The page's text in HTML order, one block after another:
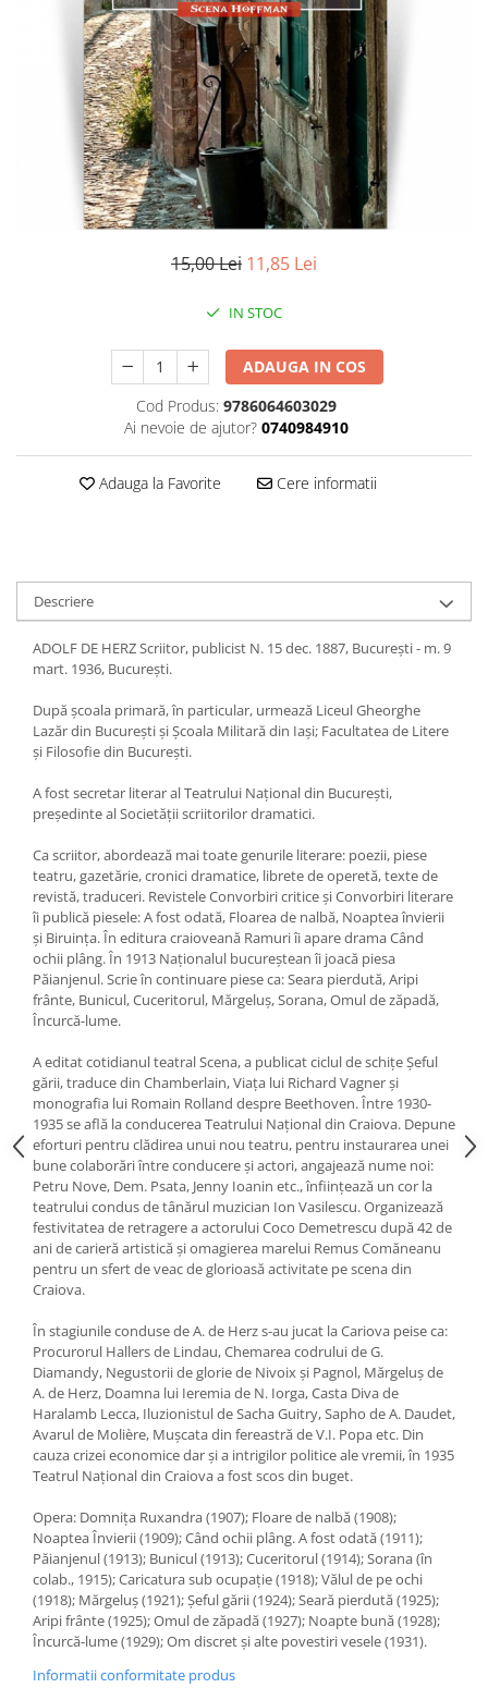
Literatura
Contemporana
Universala
Universala
Non-fictiune
Publicistica / Reportaje / Interviuri
Sociologie si filozofie
15,00 Lei 11,85 Lei
IN STOC
ADAUGA IN COS
Cod Produs: 9786064603029
Ai nevoie de ajutor? 0740984910
Adauga la Favorite Cere informatii
Descriere
ADOLF DE HERZ Scriitor, publicist N. 15 dec. 1887, Bucureşti - m. 9
mart. 1936, Bucureşti.
După şcoala primară, în particular, urmează Liceul Gheorghe
Lazăr din Bucureşti şi Şcoala Militară din Iaşi; Facultatea de Litere
şi Filosofie din Bucureşti.
A fost secretar literar al Teatrului Naţional din Bucureşti,
preşedinte al Societăţii scriitorilor dramatici.
Ca scriitor, abordează mai toate genurile literare: poezii, piese
teatru, gazetărie, cronici dramatice, librete de operetă, texte de
revistă, traduceri. Revistele Convorbiri critice şi Convorbiri literare
îi publică piesele: A fost odată, Floarea de nalbă, Noaptea învierii
şi Biruinţa. În editura craioveană Ramuri îi apare drama Când
ochii plâng. În 1913 Naţionalul bucureştean îi joacă piesa
Păianjenul. Scrie în continuare piese ca: Seara pierdută, Aripi
frânte, Bunicul, Cuceritorul, Mărgeluş, Sorana, Omul de zăpadă,
Încurcă-lume.
A editat cotidianul teatral Scena, a publicat ciclul de schiţe Şeful
gării, traduce din Chamberlain, Viaţa lui Richard Vagner şi
monografia lui Romain Rolland despre Beethoven. Între 1930-
1935 se află la conducerea Teatrului Naţional din Craiova. Depune
eforturi pentru clădirea unui nou teatru, pentru instaurarea unei
bune colaborări între conducere şi actori, angajează nume noi:
Petru Nove, Dem. Psata, Jenny Ioanin etc., înfiinţează un cor la
teatrului condus de tânărul muzician Ion Vasilescu. Organizează
festivitatea de retragere a actorului Coco Demetrescu după 42 de
ani de carieră artistică şi omagierea marelui Remus Comăneanu
pentru un sfert de veac de glorioasă activitate pe scena din
Craiova.
În stagiunile conduse de A. de Herz s-au jucat la Cariova peise ca:
Procurorul Hallers de Lindau, Chemarea codrului de G.
Diamandy, Negustorii de glorie de Nivoix şi Pagnol, Mărgeluş de
A. de Herz, Doamna lui Ieremia de N. Iorga, Casta Diva de
Haralamb Lecca, Iluzionistul de Sacha Guitry, Sapho de A. Daudet,
Avarul de Molière, Muşcata din fereastră de V.I. Popa etc. Din
cauza crizei economice dar şi a intrigilor politice ale vremii, în 1935
Teatrul Naţional din Craiova a fost scos din buget.
Opera: Domniţa Ruxandra (1907); Floare de nalbă (1908);
Noaptea Învierii (1909); Când ochii plâng. A fost odată (1911);
Păianjenul (1913); Bunicul (1913); Cuceritorul (1914); Sorana (în
colab., 1915); Caricatura sub ocupaţie (1918); Vălul de pe ochi
(1918); Mărgeluş (1921); Şeful gării (1924); Seară pierdută (1925);
Aripi frânte (1925); Omul de zăpadă (1927); Noapte bună (1928);
Încurcă-lume (1929); Om discret şi alte povestiri vesele (1931).
Informatii conformitate produs